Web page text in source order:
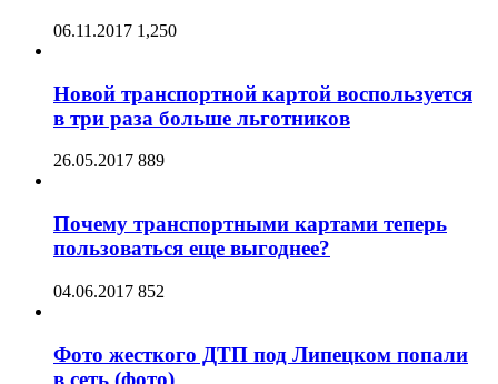
06.11.2017 1,250
Новой транспортной картой воспользуется
в три раза больше льготников
26.05.2017 889
Почему транспортными картами теперь
пользоваться еще выгоднее?
04.06.2017 852
Фото жесткого ДТП под Липецком попали
в сеть (фото)